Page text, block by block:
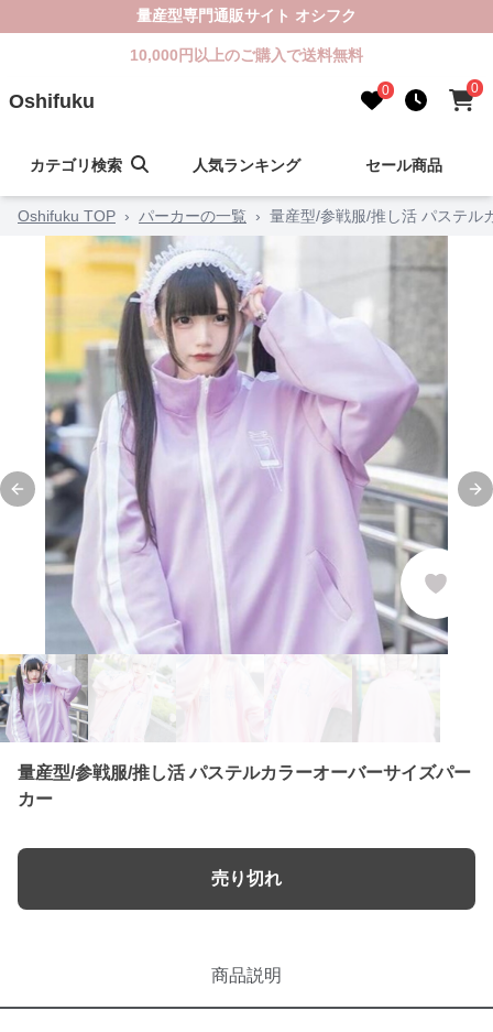
量産型専門通販サイト オシフク
10,000円以上のご購入で送料無料
Oshifuku 0 0
カテゴリ検索 人気ランキング セール商品
Oshifuku TOP › パーカーの一覧 › 量産型/参戦服/推し活 パステル
Previous slide
量産型/参戦服/推し活 パステルカラーオーバーサイズパー
カー
売り切れ
商品説明